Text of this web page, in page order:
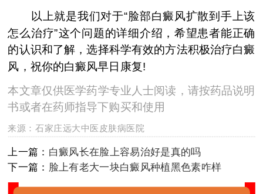
以上就是我们对于“脸部白癜风扩散到手上该
怎么治疗”这个问题的详细介绍，希望患者能正确
的认识和了解，选择科学有效的方法积极治疗白癜
风，祝你的白癜风早日康复!
本文章仅供医学药学专业人士阅读，请按药品说明
书或者在药师指导下购买和使用
来源：石家庄远大中医皮肤病医院
上一篇： 白癜风长在脸上容易治好是真的吗
下一篇： 脸上有老大一块白癜风种植黑色素咋样